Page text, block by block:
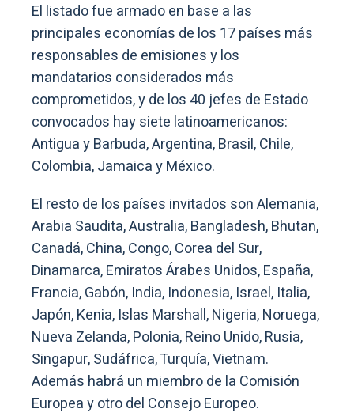
El listado fue armado en base a las
principales economías de los 17 países más
responsables de emisiones y los
mandatarios considerados más
comprometidos, y de los 40 jefes de Estado
convocados hay siete latinoamericanos:
Antigua y Barbuda, Argentina, Brasil, Chile,
Colombia, Jamaica y México.
El resto de los países invitados son Alemania,
Arabia Saudita, Australia, Bangladesh, Bhutan,
Canadá, China, Congo, Corea del Sur,
Dinamarca, Emiratos Árabes Unidos, España,
Francia, Gabón, India, Indonesia, Israel, Italia,
Japón, Kenia, Islas Marshall, Nigeria, Noruega,
Nueva Zelanda, Polonia, Reino Unido, Rusia,
Singapur, Sudáfrica, Turquía, Vietnam.
Además habrá un miembro de la Comisión
Europea y otro del Consejo Europeo.